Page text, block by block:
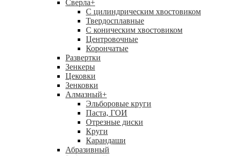
Сверла+
С цилиндрическим хвостовиком
Твердосплавные
С коническим хвостовиком
Центровочные
Корончатые
Развертки
Зенкеры
Цековки
Зенковки
Алмазный+
Эльборовые круги
Паста, ГОИ
Отрезные диски
Круги
Карандаши
Абразивный